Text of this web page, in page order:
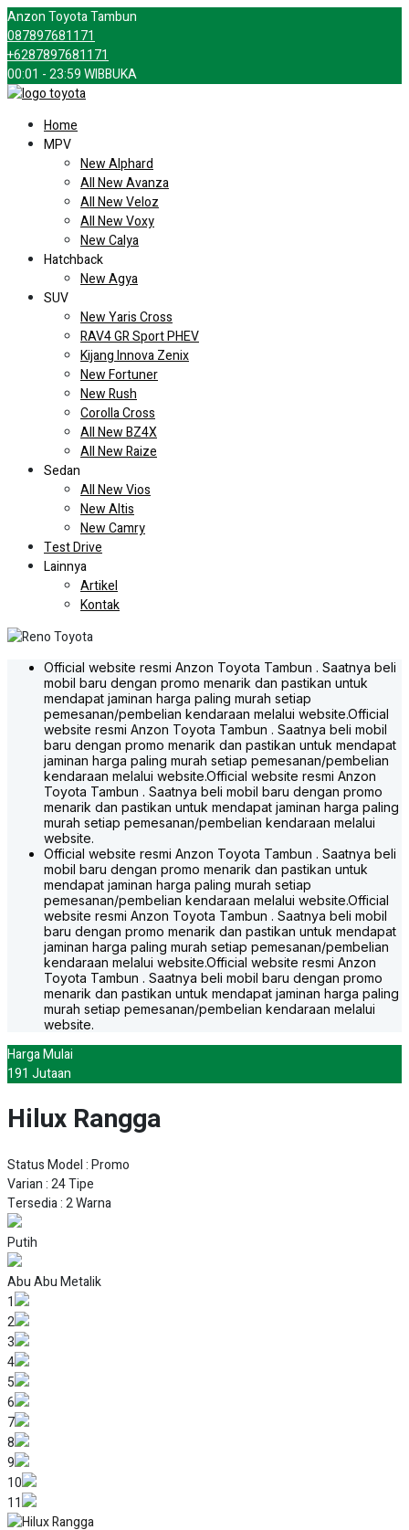
Anzon Toyota Tambun
087897681171
+6287897681171
00:01 - 23:59 WIBBUKA
Home
MPV
New Alphard
All New Avanza
All New Veloz
All New Voxy
New Calya
Hatchback
New Agya
SUV
New Yaris Cross
RAV4 GR Sport PHEV
Kijang Innova Zenix
New Fortuner
New Rush
Corolla Cross
All New BZ4X
All New Raize
Sedan
All New Vios
New Altis
New Camry
Test Drive
Lainnya
Artikel
Kontak
Official website resmi Anzon Toyota Tambun . Saatnya beli
mobil baru dengan promo menarik dan pastikan untuk
mendapat jaminan harga paling murah setiap
pemesanan/pembelian kendaraan melalui website.Official
website resmi Anzon Toyota Tambun . Saatnya beli mobil
baru dengan promo menarik dan pastikan untuk mendapat
jaminan harga paling murah setiap pemesanan/pembelian
kendaraan melalui website.Official website resmi Anzon
Toyota Tambun . Saatnya beli mobil baru dengan promo
menarik dan pastikan untuk mendapat jaminan harga paling
murah setiap pemesanan/pembelian kendaraan melalui
website.
Official website resmi Anzon Toyota Tambun . Saatnya beli
mobil baru dengan promo menarik dan pastikan untuk
mendapat jaminan harga paling murah setiap
pemesanan/pembelian kendaraan melalui website.Official
website resmi Anzon Toyota Tambun . Saatnya beli mobil
baru dengan promo menarik dan pastikan untuk mendapat
jaminan harga paling murah setiap pemesanan/pembelian
kendaraan melalui website.Official website resmi Anzon
Toyota Tambun . Saatnya beli mobil baru dengan promo
menarik dan pastikan untuk mendapat jaminan harga paling
murah setiap pemesanan/pembelian kendaraan melalui
website.
Harga Mulai
191 Jutaan
Hilux Rangga
Status Model : Promo
Varian : 24 Tipe
Tersedia : 2 Warna
Putih
Abu Abu Metalik
1
2
3
4
5
6
7
8
9
10
11